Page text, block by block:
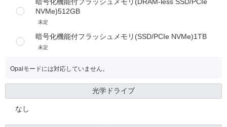
NVMe)512GB
未定
暗号化機能付フラッシュメモリ(SSD/PCIe NVMe)1TB
未定
Opalモードには対応していません。
光学ドライブ
なし